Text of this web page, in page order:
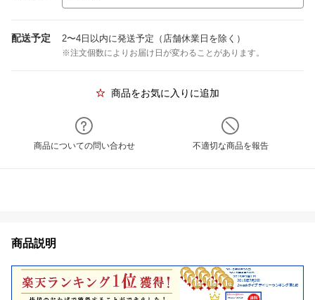
配送予定 2〜4日以内に発送予定（店舗休業日を除く）
※注文個数によりお届け日が変わることがあります。
商品をお気に入りに追加
商品についての問い合わせ 不適切な商品を報告
商品説明